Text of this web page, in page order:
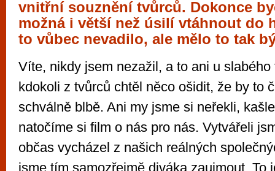
vnitřní souznění tvůrců. Dokonce
možná i větší než úsilí vtáhnout do
to vůbec nevadilo, ale mělo to tak
Víte, nikdy jsem nezažil, a to ani u slabého
kdokoli z tvůrců chtěl něco ošidit, že by to
schválně blbě. Ani my jsme si neřekli,
natočíme si film o nás pro nás. Vytvářeli
občas vycházel z našich reálných
jsme tím samozřejmě diváka zaujmout. To